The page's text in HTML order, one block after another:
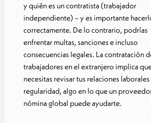
y quién es un contratista (trabajador
independiente) – y es importante
correctamente. De lo contrario, podrías
enfrentar multas, sanciones e incluso
consecuencias legales. La contratación
trabajadores en el extranjero implica
necesitas revisar tus relaciones
regularidad, algo en lo que un
nómina global puede ayudarte.